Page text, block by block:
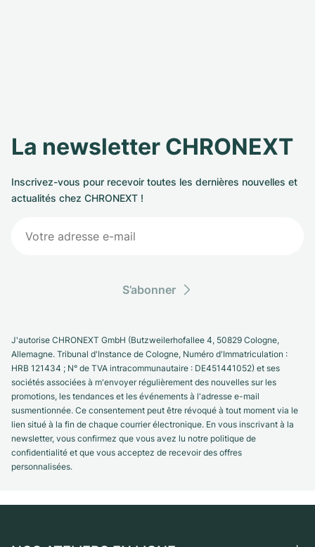
La newsletter CHRONEXT
Inscrivez-vous pour recevoir toutes les dernières nouvelles et
actualités chez CHRONEXT !
S’abonner
J'autorise CHRONEXT GmbH (Butzweilerhofallee 4, 50829 Cologne,
Allemagne. Tribunal d'Instance de Cologne, Numéro d'Immatriculation :
HRB 121434 ; N° de TVA intracommunautaire : DE451441052) et ses
sociétés associées à m'envoyer régulièrement des nouvelles sur les
promotions, les tendances et les événements à l'adresse e-mail
susmentionnée. Ce consentement peut être révoqué à tout moment via le
lien situé à la fin de chaque courrier électronique. En vous inscrivant à la
newsletter, vous confirmez que vous avez lu notre politique de
confidentialité et que vous acceptez de recevoir des offres
personnalisées.